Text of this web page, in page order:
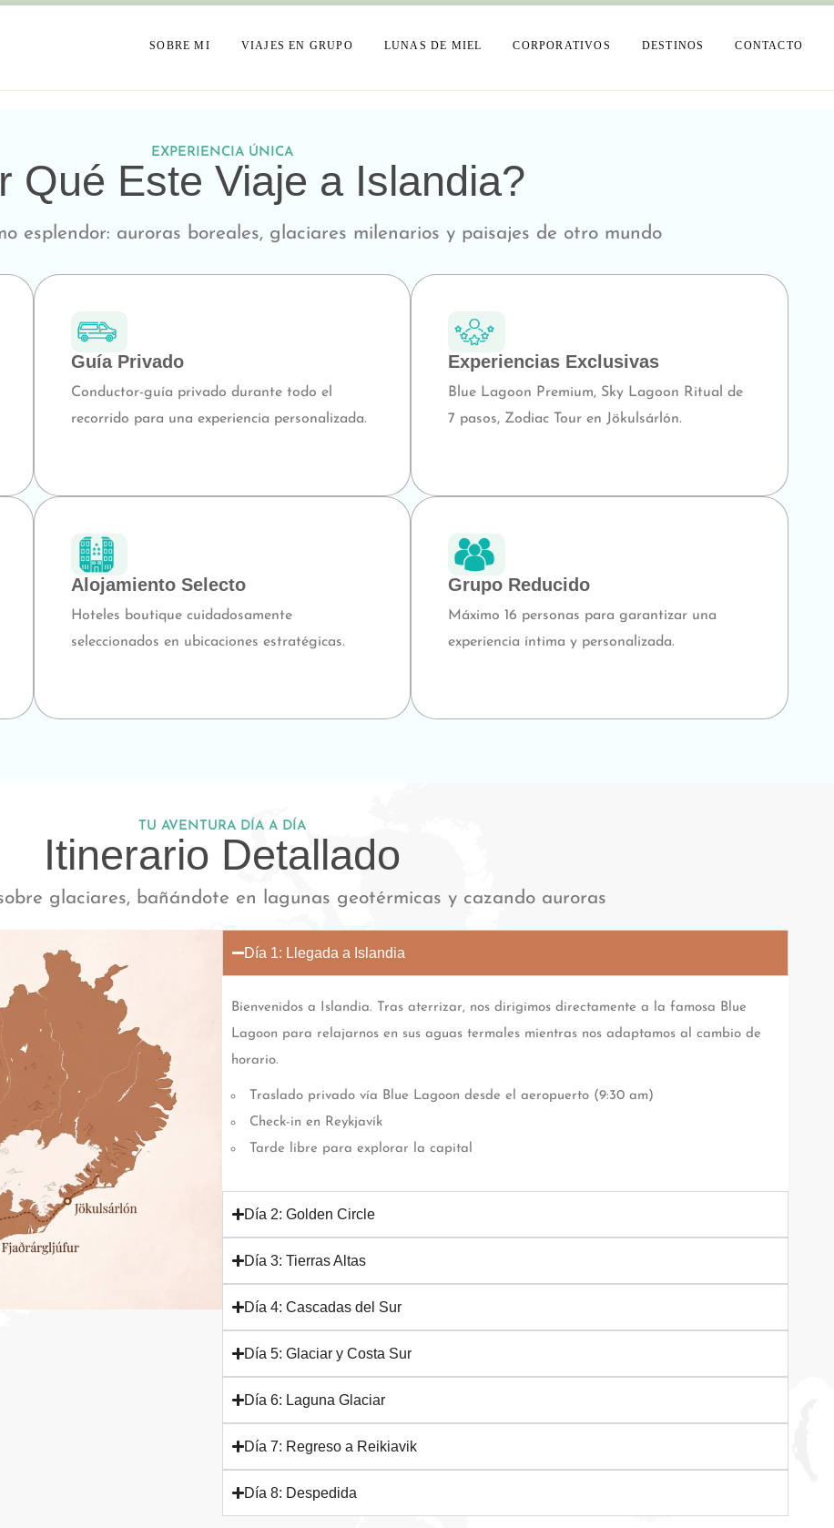
SOBRE MI VIAJES EN GRUPO LUNAS DE MIEL CORPORATIVOS DESTINOS
Medio Oriente
CONTACTO
África
EXPERIENCIA ÚNICA
Qué Este Viaje a Islandia?
esplendor: auroras boreales, glaciares milenarios y paisajes de otro mundo
Guía Privado
Conductor-guía privado durante todo el
recorrido para una experiencia personalizada.
Experiencias Exclusivas
Blue Lagoon Premium, Sky Lagoon Ritual de
7 pasos, Zodiac Tour en Jökulsárlón.
Alojamiento Selecto
Hoteles boutique cuidadosamente
seleccionados en ubicaciones estratégicas.
Grupo Reducido
Máximo 16 personas para garantizar una
experiencia íntima y personalizada.
TU AVENTURA DÍA A DÍA
Itinerario Detallado
glaciares, bañándote en lagunas geotérmicas y cazando auroras
Día 1: Llegada a Islandia
Bienvenidos a Islandia. Tras aterrizar, nos dirigimos directamente a la famosa Blue
Lagoon para relajarnos en sus aguas termales mientras nos adaptamos al cambio de
horario.
Traslado privado vía Blue Lagoon desde el aeropuerto (9:30 am)
Check-in en Reykjavík
Tarde libre para explorar la capital
Día 2: Golden Circle
Día 3: Tierras Altas
Día 4: Cascadas del Sur
Día 5: Glaciar y Costa Sur
Día 6: Laguna Glaciar
Día 7: Regreso a Reikiavik
Día 8: Despedida